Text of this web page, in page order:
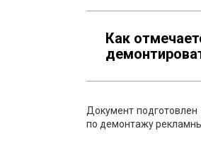
Как
Документ подготовлен
по демонтажу